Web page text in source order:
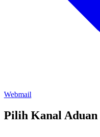
Webmail
Pilih Kanal Aduan